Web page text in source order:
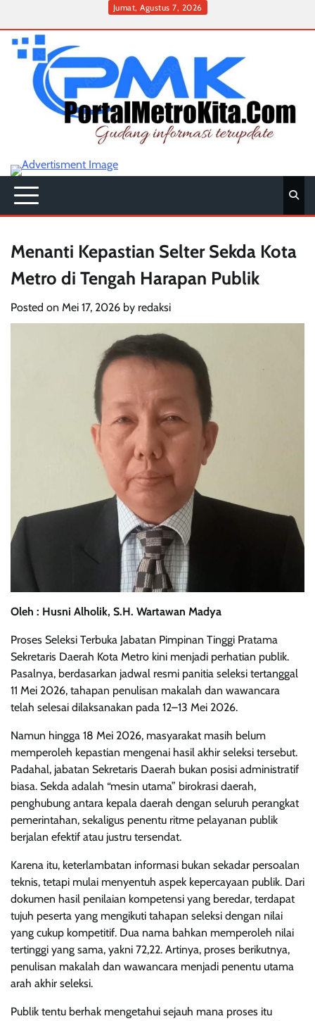
content
Jumat, Agustus 7, 2026
HomePedoman
RedaksiContactHUKUM
Menanti Kepastian Selter Sekda Kota
Metro di Tengah Harapan Publik
Posted on Mei 17, 2026 by redaksi
Oleh : Husni Alholik, S.H. Wartawan Madya
Proses Seleksi Terbuka Jabatan Pimpinan Tinggi Pratama
Sekretaris Daerah Kota Metro kini menjadi perhatian publik.
Pasalnya, berdasarkan jadwal resmi panitia seleksi tertanggal
11 Mei 2026, tahapan penulisan makalah dan wawancara
telah selesai dilaksanakan pada 12–13 Mei 2026.
Namun hingga 18 Mei 2026, masyarakat masih belum
memperoleh kepastian mengenai hasil akhir seleksi tersebut.
Padahal, jabatan Sekretaris Daerah bukan posisi administratif
biasa. Sekda adalah “mesin utama” birokrasi daerah,
penghubung antara kepala daerah dengan seluruh perangkat
pemerintahan, sekaligus penentu ritme pelayanan publik
berjalan efektif atau justru tersendat.
Karena itu, keterlambatan informasi bukan sekadar persoalan
teknis, tetapi mulai menyentuh aspek kepercayaan publik. Dari
dokumen hasil penilaian kompetensi yang beredar, terdapat
tujuh peserta yang mengikuti tahapan seleksi dengan nilai
yang cukup kompetitif. Dua nama bahkan memperoleh nilai
tertinggi yang sama, yakni 72,22. Artinya, proses berikutnya,
penulisan makalah dan wawancara menjadi penentu utama
arah akhir seleksi.
Publik tentu berhak mengetahui sejauh mana proses itu